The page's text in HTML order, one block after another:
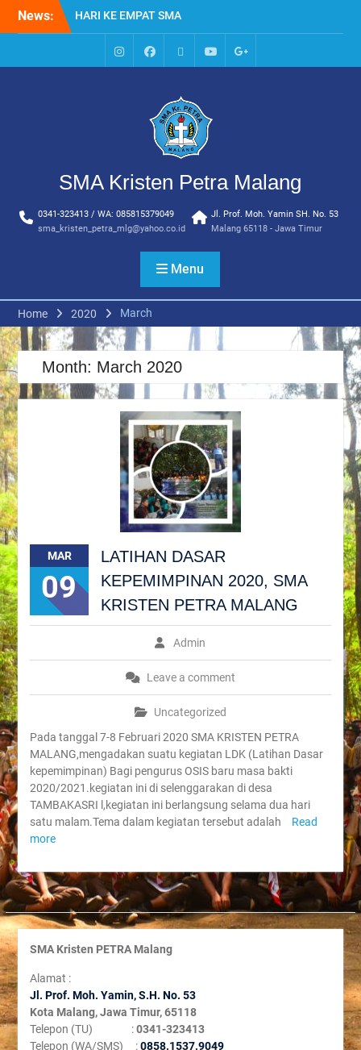
News:
HARI KE EMPAT SMA
KRISTEN PETRA MALANG
MPLS HARI KE TIGA SMA
KRISTEN PETRA MALANG
LINGKUNGAN SEKOLAH DI
SMA KRISTEN PETRA
AJARAN BARU YBPK
MPLS HARI KE 5 SMA
KRISTEN PETRA MALANG
IG
FacebookWhatsappYoutubeGoogle+
SMA Kristen Petra Malang
0341-323413 / WA: 085815379049
sma_kristen_petra_mlg@yahoo.co.id
Jl. Prof. Moh. Yamin SH. No. 53
Malang 65118 - Jawa Timur
Menu
Home 2020 March
Month: March 2020
MAR
09
LATIHAN DASAR
KEPEMIMPINAN 2020, SMA
KRISTEN PETRA MALANG
Admin
Leave a comment
Uncategorized
Pada tanggal 7-8 Februari 2020 SMA KRISTEN PETRA
MALANG,mengadakan suatu kegiatan LDK (Latihan Dasar
kepemimpinan) Bagi pengurus OSIS baru masa bakti
2020/2021.kegiatan ini di selenggarakan di desa
TAMBAKASRI l,kegiatan ini berlangsung selama dua hari
satu malam.Tema dalam kegiatan tersebut adalah
Read
more
SMA Kristen PETRA Malang
Alamat :
Jl. Prof. Moh. Yamin, S.H. No. 53
Kota Malang, Jawa Timur, 65118
Telepon (TU) :0341-323413
Telepon (WA/SMS) :0858.1537.9049